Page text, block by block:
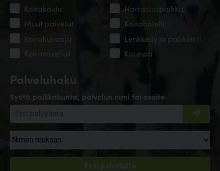
Palveluhaku
Syötä paikkakunta, palvelun nimi tai osoite
Koirakoulu
Harrastuspaikka
Muut palvelut
Koirahotelli
Koirakuvaaja
Lenkkeily ja patikointi
Koirasovellus
Kauppa